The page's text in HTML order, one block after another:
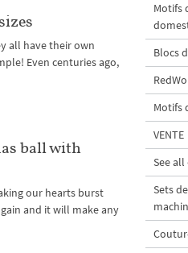
all have their own
Even centuries ago,
ball with
our hearts burst
and it will make any
Motifs
Blocs
Motifs
VENTE
See
Sets